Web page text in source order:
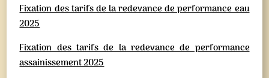
Fixation des tarifs de la redevance de performance eau
2025
Fixation des tarifs de la redevance de performance
assainissement 2025